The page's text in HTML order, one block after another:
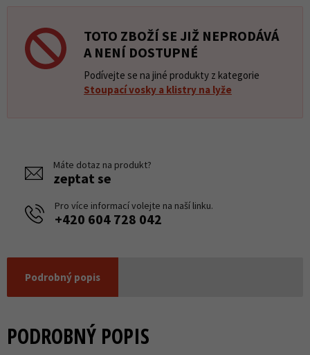
TOTO ZBOŽÍ SE JIŽ NEPRODÁVÁ
A NENÍ DOSTUPNÉ
Podívejte se na jiné produkty z kategorie
Stoupací vosky a klistry na lyže
Máte dotaz na produkt?
zeptat se
Pro více informací volejte na naší linku.
+420 604 728 042
Podrobný popis
PODROBNÝ POPIS